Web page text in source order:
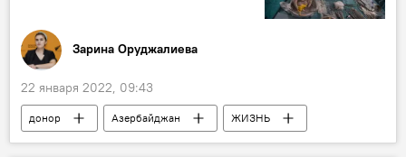
Зарина Оруджалиева
22 января 2022, 09:43
донор Азербайджан
ЖИЗНЬ
Здоровье
закон
смерть